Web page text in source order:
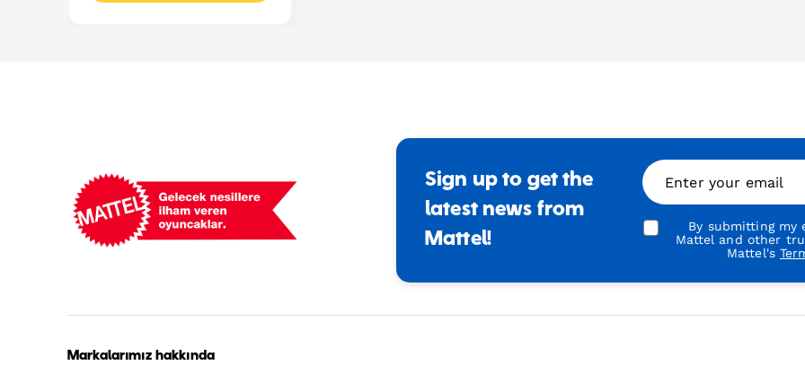
Sign up to get the
latest news from
Mattel!
Enter your email
By submitting my
Mattel and other
Mattel's
Markalarımız hakkında